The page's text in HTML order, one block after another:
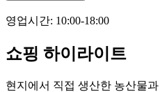
영업시간: 10:00-18:00
쇼핑 하이라이트
현지에서 직접 생산한 농산물